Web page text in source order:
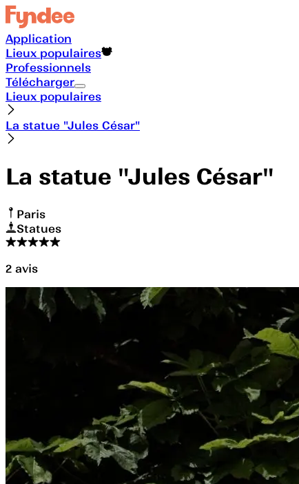
Application
Lieux populaires
Professionnels
Télécharger
Lieux populaires
La statue "Jules César"
La statue "Jules César"
Paris
Statues
2 avis